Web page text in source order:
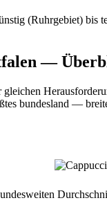
(Ruhrgebiet) bis
—
bundesland —